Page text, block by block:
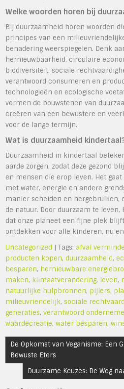
Welke woorden horen bij
Bij duurzaamheid horen woorden
principes van een
benadering weerspiegelen. Denk
hernieuwbaarheid, circulaire
biodiversiteit, sociale
verantwoord consumeren en
technologieën en ecologische
vormen de bouwstenen van
creëren van een bewustere en
voor de lange termijn.
Wat is duurzaamheid
Duurzaamheid in kindertaal
aarde zorgen, zodat deze gezond
en mensen die erop leven. Het
met water, energie en andere
manier scheiden en hergebruiken,
de natuur. Door duurzaam te leven,
dat onze planeet een fijne plek
ontdekken voor alle kinderen, nu
Uncategorized | Tags: afval
producten kopen,duurzaamheid,
besparen, hernieuwbare
maken, klimaatverandering, leven,
natuurlijke hulpbronnen, pijlers,
milieuvriendelijk,sociale
generaties,verantwoord
waardecreatie,water besparen,
Bericht
navigatie
De Opkomst van Veganisme: Een
Bewuste Eters
Duurzame Keuzes: De Weg